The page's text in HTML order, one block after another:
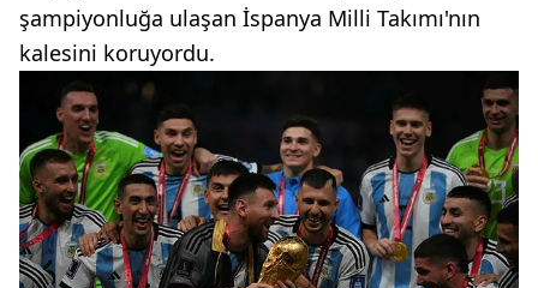
şampiyonluğa ulaşan İspanya Milli Takımı'nın
kalesini koruyordu.